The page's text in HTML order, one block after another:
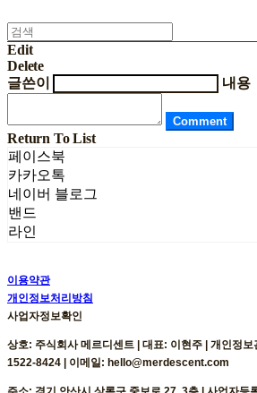
Edit
Delete
글쓴이
내용
Comment
Return To List
페이스북
카카오톡
네이버 블로그
밴드
라인
이용약관
개인정보처리방침
사업자정보확인
상호: 주식회사 메르디센트 | 대표: 이현주 | 개인정
1522-8424 | 이메일: hello@merdescent.com